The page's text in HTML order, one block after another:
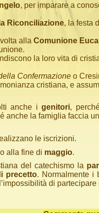
, per imparare a
Riconciliazione, la festa
alla Comunione
la loro vita di
Confermazioneo
cristiana, e
anche i genitori,
anche la famiglia faccia
le iscrizioni.
alla fine di maggio.
del catechismo la
precetto. Normalmente i
di partecipare